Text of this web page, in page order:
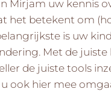
Mirjam uw kennis
het betekent om
is uw
Met de
de juiste tools
ook hier mee